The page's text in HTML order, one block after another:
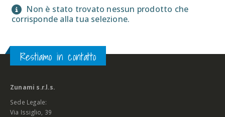
Non è stato trovato nessun prodotto che
corrisponde alla tua selezione.
Restiamo in contatto
Zunami s.r.l.s.
Sede Legale:
Via Issiglio, 39